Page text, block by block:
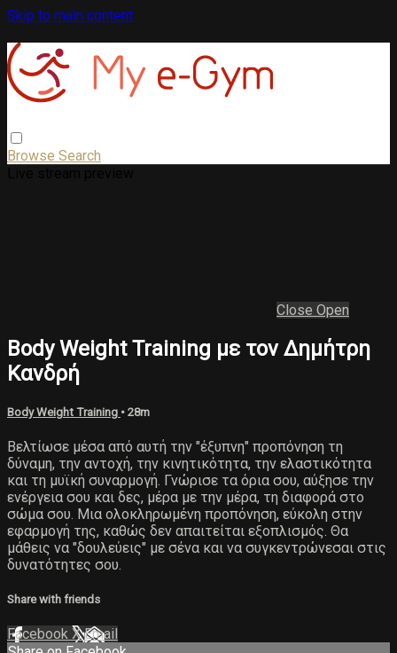
Skip to main content
Browse Search
Close Open
Body Weight Training με τον Δημήτρη
Κανδρή
Body Weight Training • 28m
Βελτίωσε μέσα από αυτή την "έξυπνη" προπόνηση τη
δύναμη, την αντοχή, την κινητικότητα, την ελαστικότητα
και τη μυϊκή συναρμογή. Γνώρισε τα όρια σου, αύξησε την
ενέργεια σου και δες, μέρα με την μέρα, τη διαφορά στο
σώμα σου. Μια ολοκληρωμένη προπόνηση, εύκολη στην
εφαρμογή της, καθώς δεν απαιτείται εξοπλισμός. Θα
μάθεις να "δουλεύεις" με σένα και να συγκεντρώνεσαι στις
δυνατότητες σου.
Share with friends
Facebook XEmail